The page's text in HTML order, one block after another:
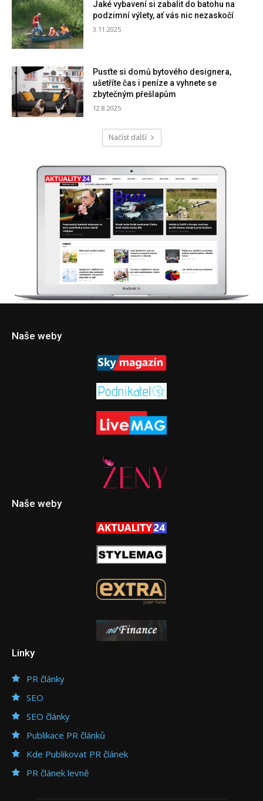
Naše weby
Naše weby
Linky
PR články
SEO
SEO články
Publikace PR článků
Kde Publikovat PR článek
PR článek levně